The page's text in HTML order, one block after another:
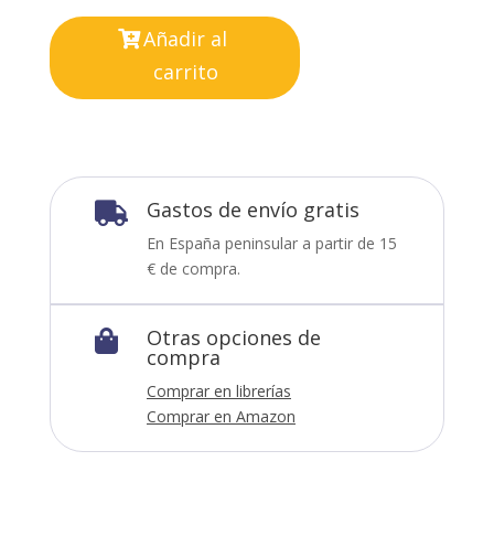
Añadir al
carrito
 Gastos de envío gratis
En España peninsular a partir de 15
€ de compra.
 Otras opciones de
compra
Comprar en librerías
Comprar en Amazon